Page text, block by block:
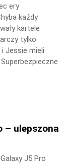
ery
każdy
kartele
tylko
Jessie mieli
– ulepszona
J5 Pro